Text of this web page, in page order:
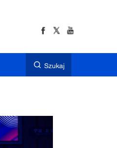
Szukaj